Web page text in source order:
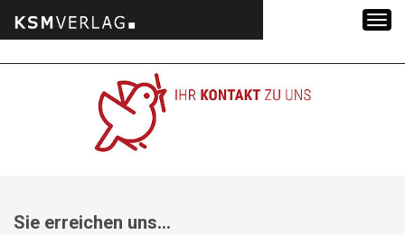
Sie erreichen uns...